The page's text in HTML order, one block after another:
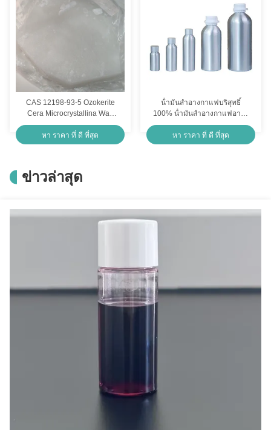
CAS 12198-93-5 Ozokerite
Cera Microcrystallina Wax
สําหรับระบบน้ํามันทั้งหมด
หา ราคา ที่ ดี ที่สุด
น้ํามันสําอางกาแฟบริสุทธิ์
100% น้ํามันสําอางกาแฟอารา
บิกา
หา ราคา ที่ ดี ที่สุด
ข่าวล่าสุด